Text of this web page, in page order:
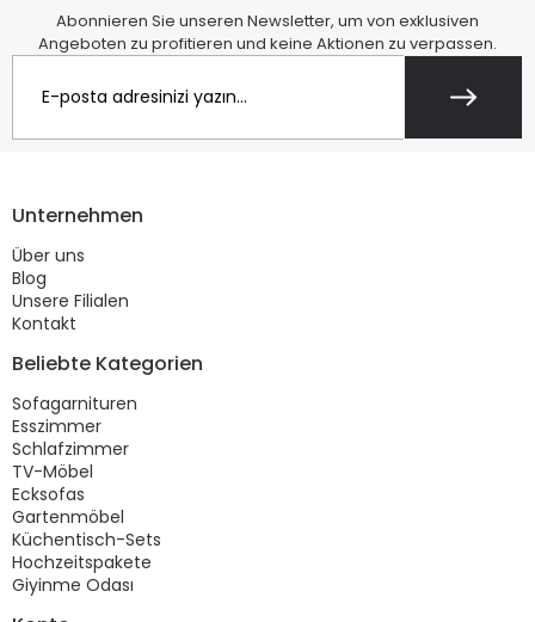
Abonnieren Sie unseren Newsletter, um von exklusiven
Angeboten zu profitieren und keine Aktionen zu verpassen.
Unternehmen
Über uns
Blog
Unsere Filialen
Kontakt
Beliebte Kategorien
Sofagarnituren
Esszimmer
Schlafzimmer
TV-Möbel
Ecksofas
Gartenmöbel
Küchentisch-Sets
Hochzeitspakete
Giyinme Odası